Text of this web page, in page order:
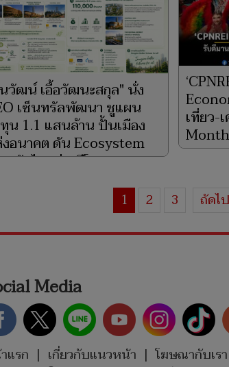
วัฒน์ เอื้อวัฒนะสกุล" นั่ง
เซ็นทรัลพัฒนา ชูแผน
น 1.1 แสนล้าน ปั้นเมือง
อนาคต ดัน Ecosystem
ะดับไทยสู่เวทีโลก
เที่ยว-
Month
1 2 3 ถัดไป
Media
แรก | เกี่ยวกับแนวหน้า | โฆษณากับเรา